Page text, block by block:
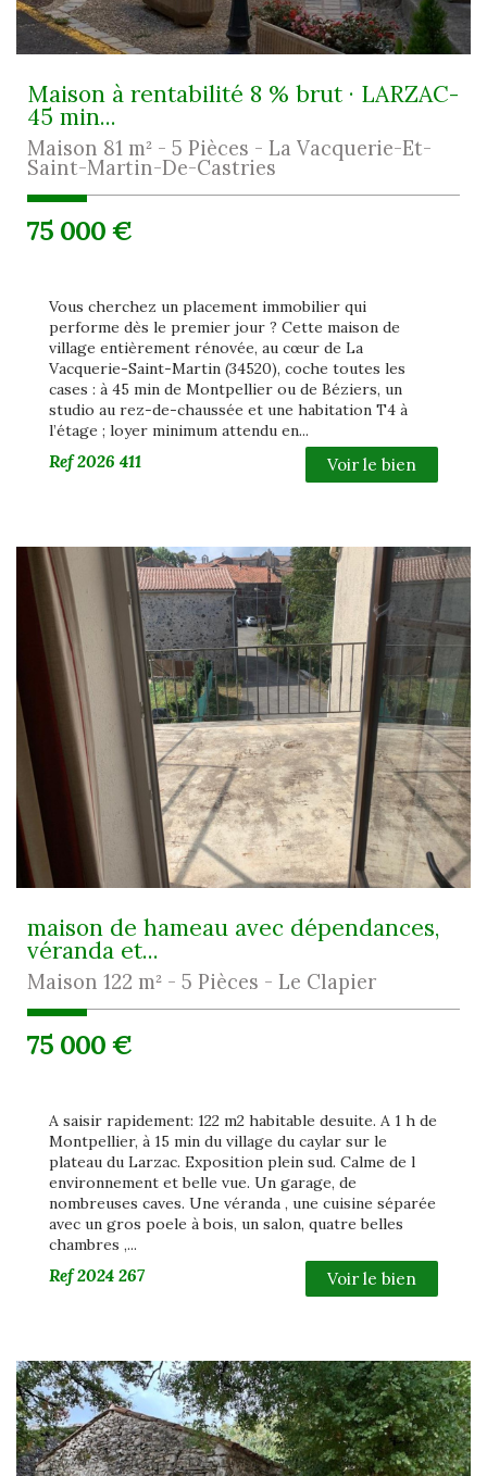
Maison à rentabilité 8 % brut · LARZAC-
45 min...
Maison 81 m² - 5 Pièces - La Vacquerie-Et-
Saint-Martin-De-Castries
75 000 €
Vous cherchez un placement immobilier qui
performe dès le premier jour ? Cette maison de
village entièrement rénovée, au cœur de La
Vacquerie-Saint-Martin (34520), coche toutes les
cases : à 45 min de Montpellier ou de Béziers, un
studio au rez-de-chaussée et une habitation T4 à
l’étage ; loyer minimum attendu en...
Ref2026 411 Voir le bien
maison de hameau avec dépendances,
véranda et...
Maison 122 m² - 5 Pièces - Le Clapier
75 000 €
A saisir rapidement: 122 m2 habitable desuite. A 1 h de
Montpellier, à 15 min du village du caylar sur le
plateau du Larzac. Exposition plein sud. Calme de l
environnement et belle vue. Un garage, de
nombreuses caves. Une véranda , une cuisine séparée
avec un gros poele à bois, un salon, quatre belles
chambres ,...
Ref2024 267 Voir le bien